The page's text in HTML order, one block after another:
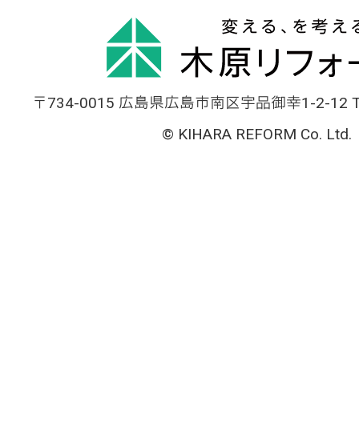
〒734-0015 広島県広島市南区宇品御幸1-2-12
© KIHARA REFORM Co. Ltd.